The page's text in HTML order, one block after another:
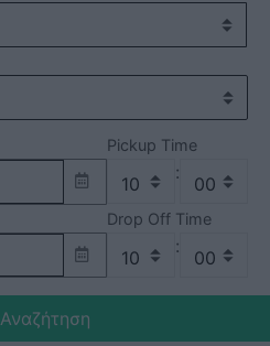
Pickup Time
:
Drop Off Time
:
Αναζήτηση